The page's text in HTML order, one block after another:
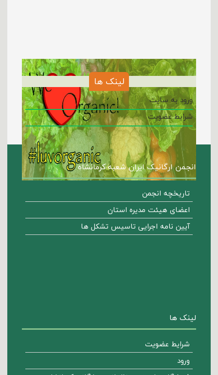
لینک ها
ورود به سایت
شرایط عضویت
انجمن ارگانیک ایران شعبه کرمانشاه
تاریخچه انجمن
اعضای هیئت مدیره استان
آیین نامه اجرایی تاسیس تشکل ها
لینک ها
شرایط عضویت
ورود